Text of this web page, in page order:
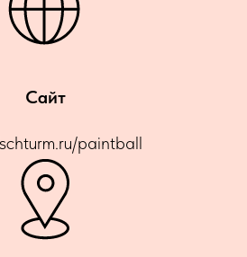
Сайт
paintball